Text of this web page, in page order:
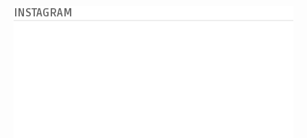
INSTAGRAM